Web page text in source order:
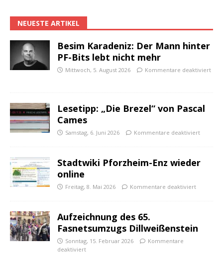
NEUESTE ARTIKEL
Besim Karadeniz: Der Mann hinter
PF-Bits lebt nicht mehr
Mittwoch, 5. August 2026 Kommentare deaktiviert
Lesetipp: „Die Brezel“ von Pascal
Cames
Samstag, 6. Juni 2026 Kommentare deaktiviert
Stadtwiki Pforzheim-Enz wieder
online
Freitag, 8. Mai 2026 Kommentare deaktiviert
Aufzeichnung des 65.
Fasnetsumzugs Dillweißenstein
Sonntag, 15. Februar 2026
Kommentare
deaktiviert